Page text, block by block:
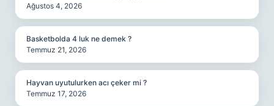
Ağustos 4, 2026
Basketbolda 4 luk ne demek ?
Temmuz 21, 2026
Hayvan uyutulurken acı çeker mi ?
Temmuz 17, 2026